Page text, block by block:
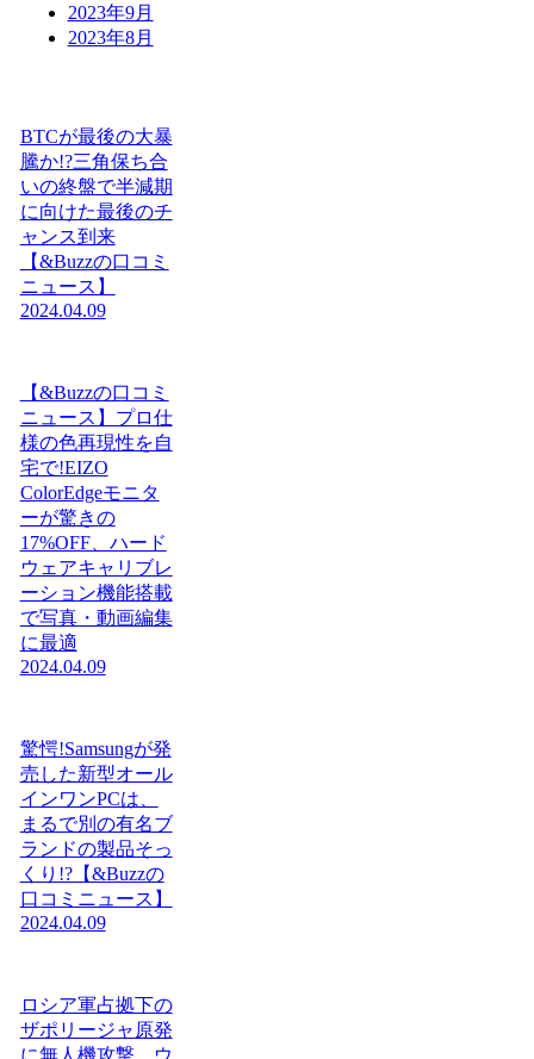
2023年9月
2023年8月
BTCが最後の大暴
騰か!?三角保ち合
いの終盤で半減期
に向けた最後のチ
ャンス到来
【&Buzzの口コミ
ニュース】
2024.04.09
【&Buzzの口コミ
ニュース】プロ仕
様の色再現性を自
宅で!EIZO
ColorEdgeモニタ
ーが驚きの
17%OFF、ハード
ウェアキャリブレ
ーション機能搭載
で写真・動画編集
に最適
2024.04.09
驚愕!Samsungが発
売した新型オール
インワンPCは、
まるで別の有名ブ
ランドの製品そっ
くり!?【&Buzzの
口コミニュース】
2024.04.09
ロシア軍占拠下の
ザポリージャ原発